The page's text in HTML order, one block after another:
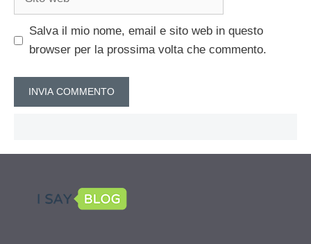
Salva il mio nome, email e sito web in questo
browser per la prossima volta che commento.